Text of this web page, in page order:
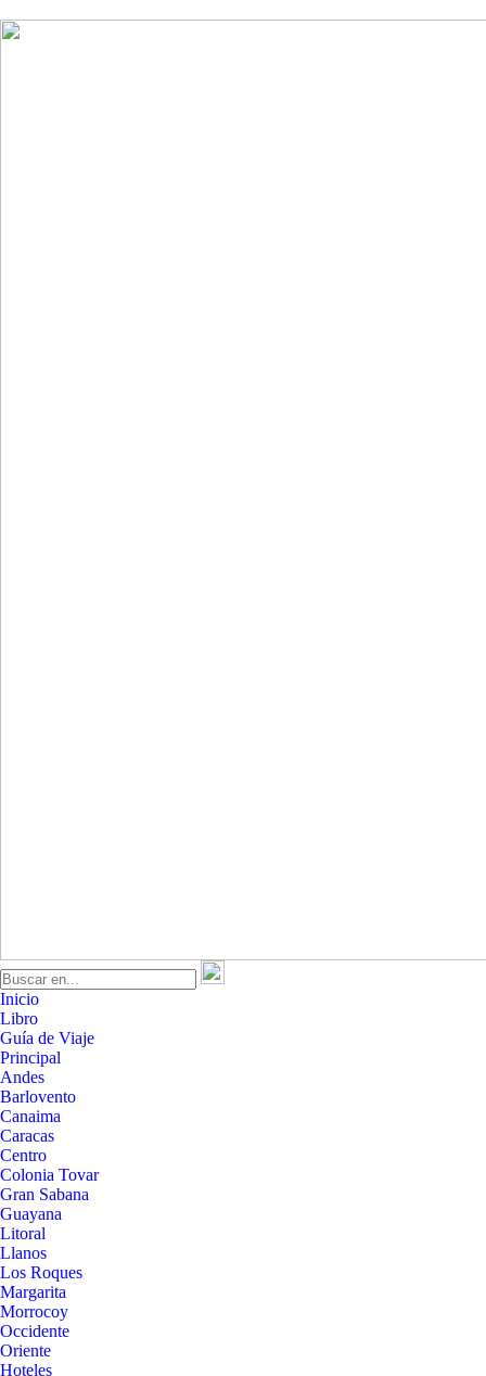
Inicio
Libro
Guía de Viaje
Principal
Andes
Barlovento
Canaima
Caracas
Centro
Colonia Tovar
Gran Sabana
Guayana
Litoral
Llanos
Los Roques
Margarita
Morrocoy
Occidente
Oriente
Hoteles